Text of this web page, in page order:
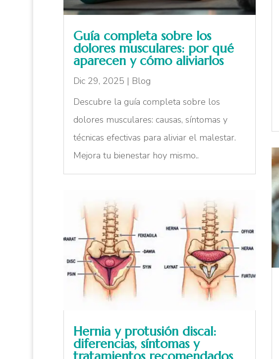
Guía completa sobre los
dolores musculares: por qué
aparecen y cómo aliviarlos
Dic 29, 2025 | Blog
Descubre la guía completa sobre los
dolores musculares: causas, síntomas y
técnicas efectivas para aliviar el malestar.
Mejora tu bienestar hoy mismo..
Hernia y protusión discal:
diferencias, síntomas y